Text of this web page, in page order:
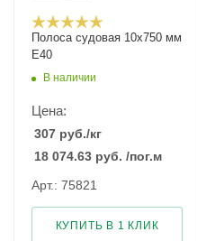
Полоса судовая 10х750 мм
E40
В наличии
Цена:
307 руб./кг
18 074.63 руб. /пог.м
Арт.: 75821
КУПИТЬ В 1 КЛИК